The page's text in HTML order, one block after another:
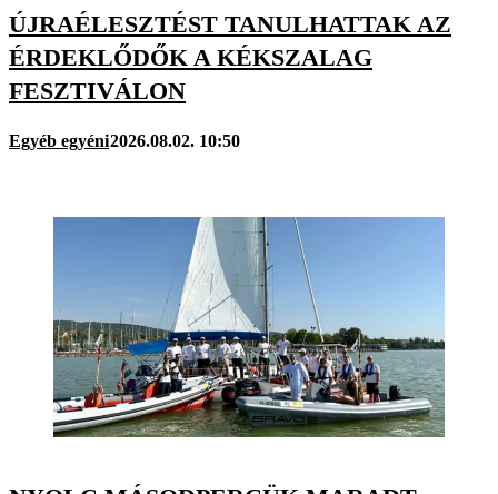
ÚJRAÉLESZTÉST TANULHATTAK AZ
ÉRDEKLŐDŐK A KÉKSZALAG
FESZTIVÁLON
Egyéb egyéni2026.08.02. 10:50